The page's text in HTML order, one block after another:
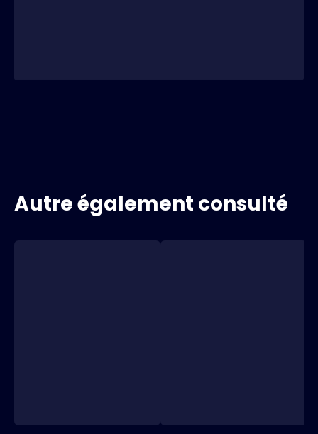
Autre également consulté